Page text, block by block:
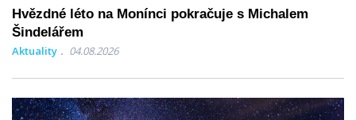
Hvězdné léto na Monínci pokračuje s Michalem
Šindelářem
Aktuality 04.08.2026